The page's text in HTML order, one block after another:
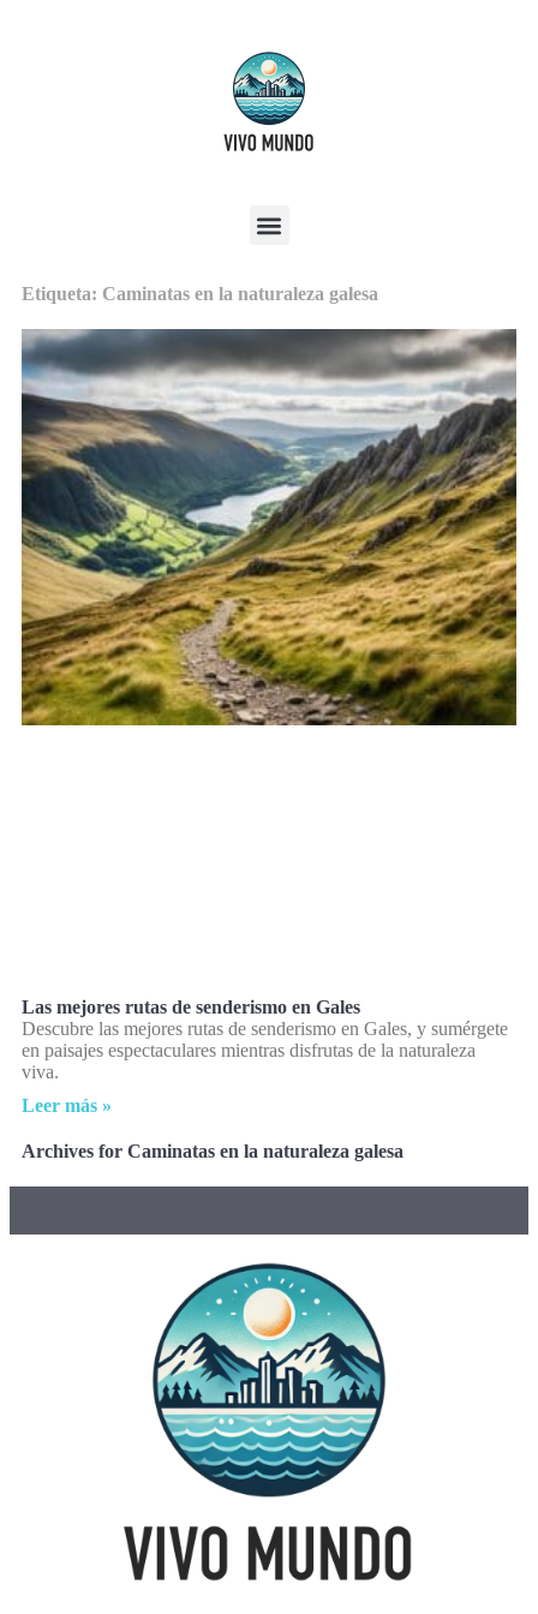
Etiqueta: Caminatas en la naturaleza galesa
Las mejores rutas de senderismo en Gales
Descubre las mejores rutas de senderismo en Gales, y sumérgete
en paisajes espectaculares mientras disfrutas de la naturaleza
viva.
Leer más »
Archives for Caminatas en la naturaleza galesa